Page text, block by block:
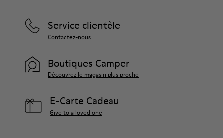
Service clientèle
Contactez-nous
Boutiques Camper
Découvrez le magasin plus proche
E-Carte Cadeau
Give to a loved one